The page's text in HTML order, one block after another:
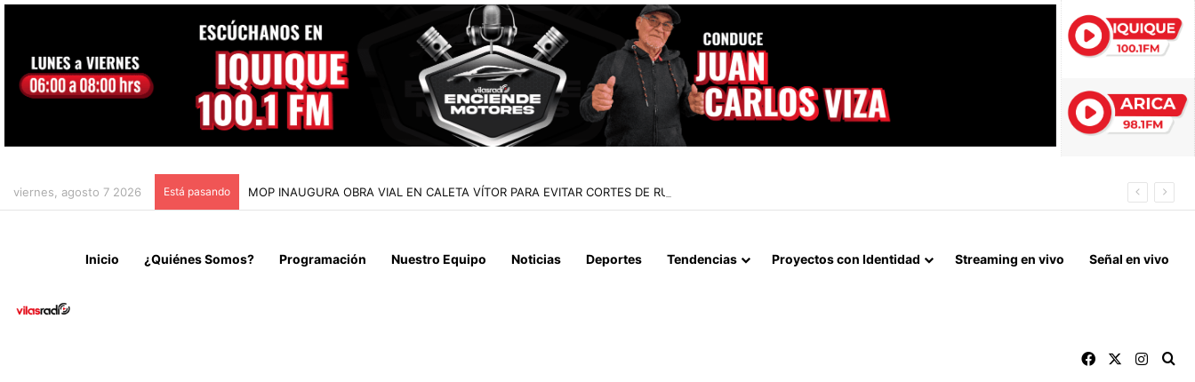
viernes, agosto 7 2026 Está pasando MOP INAUGURA OBRA VIAL EN CALETA VÍTOR PARA EVITAR CORTES DE RUTA DURANTE LAS CRECIDAS ESTIVALES EN ARICA Y PARINACOTA
Inicio ¿Quiénes Somos? Programación Nuestro Equipo Noticias Deportes Tendencias Proyectos con Identidad Streaming en vivo Señal en vivo
Facebook